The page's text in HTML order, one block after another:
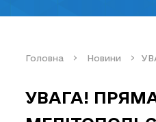
Головна Новини
УВАГА! ПРЯМА